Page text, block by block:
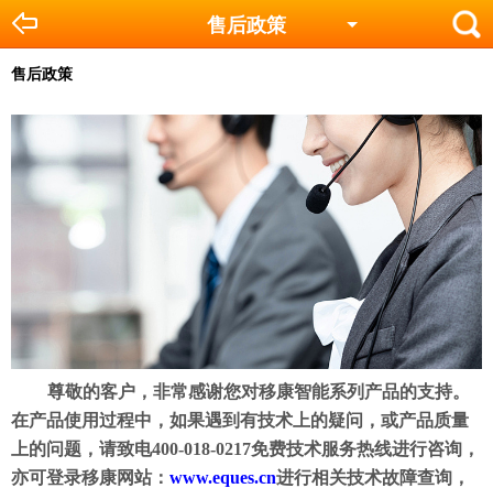
售后政策
售后政策
尊敬的客户，非常感谢您对移康智能系列产品的支持。
在产品使用过程中，如果遇到有技术上的疑问，或产品质量
上的问题，请致电400-018-0217免费技术服务热线进行咨询，
亦可登录移康网站： www.eques.cn进行相关技术故障查询，